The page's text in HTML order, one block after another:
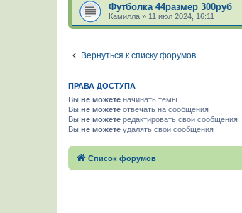
Футболка 44размер 300руб
Камилла » 11 июл 2024, 16:11
Вернуться к списку форумов
ПРАВА ДОСТУПА
Вы не можете начинать темы
Вы не можете отвечать на сообщения
Вы не можете редактировать свои сообщения
Вы не можете удалять свои сообщения
Список форумов